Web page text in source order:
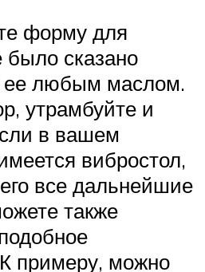
форму для
было сказано
любым маслом.
утрамбуйте и
в вашем
вибростол,
все дальнейшие
также
примеру, можно